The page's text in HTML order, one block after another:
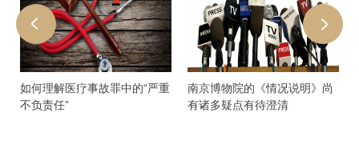
如何理解医疗事故罪中的“严重
不负责任”
南京博物院的《情况说明》尚
有诸多疑点有待澄清